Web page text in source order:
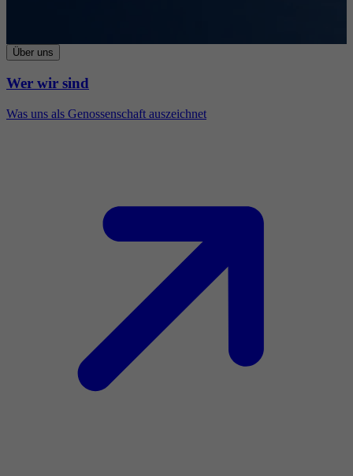
Über uns
Wer wir sind
Was uns als Genossenschaft auszeichnet